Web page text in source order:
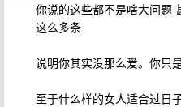
你说的这些都不是啥大问题
这么多条
说明你其实没那么爱。你只
至于什么样的女人适合过日